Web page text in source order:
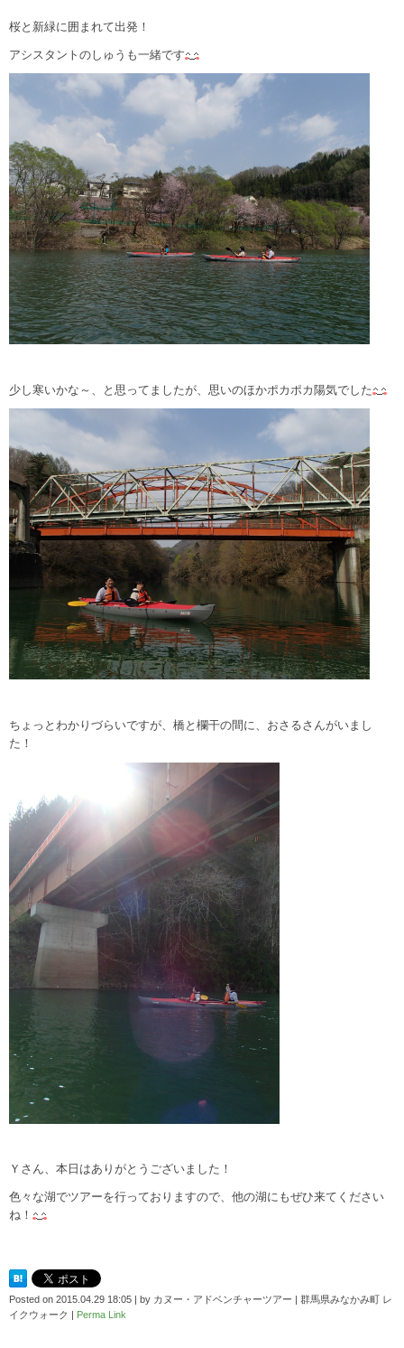
桜と新緑に囲まれて出発！
アシスタントのしゅうも一緒です
少し寒いかな～、と思ってましたが、思いのほかポカポカ陽気でした
ちょっとわかりづらいですが、橋と欄干の間に、おさるさんがいまし
た！
Ｙさん、本日はありがとうございました！
色々な湖でツアーを行っておりますので、他の湖にもぜひ来てください
ね！
Posted on 2015.04.29 18:05 | by カヌー・アドベンチャーツアー | 群馬県みなかみ町 レ
イクウォーク | Perma Link